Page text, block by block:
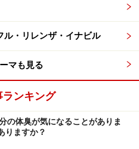
くなります。不足した分を
から分取されたものが「ア
に使われています。
病」などに使われる
剤」
・リレンザ・イナビル
マも見る
ランキング
の体臭が気になることがありま
りますか？